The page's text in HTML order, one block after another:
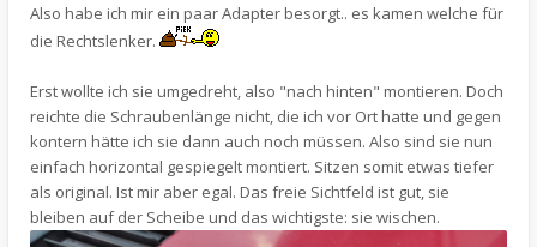
Also habe ich mir ein paar Adapter besorgt.. es kamen welche für
die Rechtslenker.
Erst wollte ich sie umgedreht, also "nach hinten" montieren. Doch
reichte die Schraubenlänge nicht, die ich vor Ort hatte und gegen
kontern hätte ich sie dann auch noch müssen. Also sind sie nun
einfach horizontal gespiegelt montiert. Sitzen somit etwas tiefer
als original. Ist mir aber egal. Das freie Sichtfeld ist gut, sie
bleiben auf der Scheibe und das wichtigste: sie wischen.